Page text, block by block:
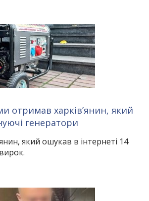
отримав харків’янин, який
генератори
який ошукав в інтернеті 14